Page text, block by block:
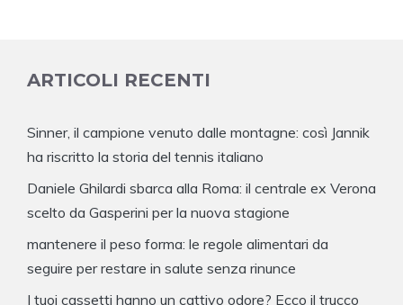
ARTICOLI RECENTI
Sinner, il campione venuto dalle montagne: così Jannik
ha riscritto la storia del tennis italiano
Daniele Ghilardi sbarca alla Roma: il centrale ex Verona
scelto da Gasperini per la nuova stagione
mantenere il peso forma: le regole alimentari da
seguire per restare in salute senza rinunce
I tuoi cassetti hanno un cattivo odore? Ecco il trucco